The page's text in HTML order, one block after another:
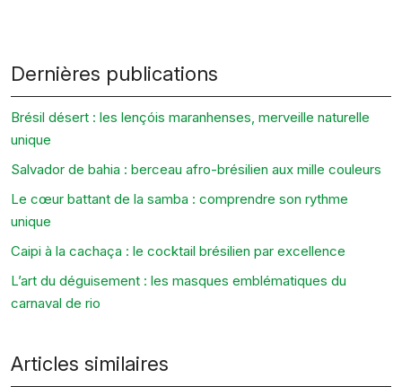
Dernières publications
Brésil désert : les lençóis maranhenses, merveille naturelle
unique
Salvador de bahia : berceau afro-brésilien aux mille couleurs
Le cœur battant de la samba : comprendre son rythme
unique
Caipi à la cachaça : le cocktail brésilien par excellence
L’art du déguisement : les masques emblématiques du
carnaval de rio
Articles similaires